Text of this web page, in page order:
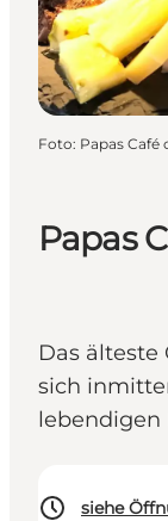
Papas
Das älteste
sich
lebendigen
siehe
Foto: Papas Café